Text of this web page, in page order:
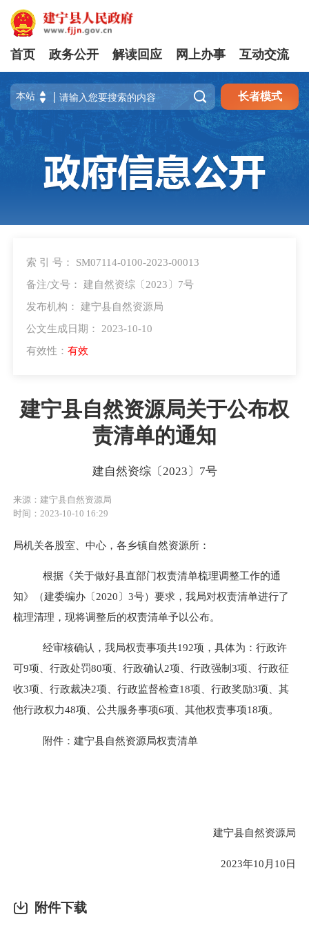
首页 政务公开 解读回应 网上办事 互动交流
 长者模式
索 引 号： SM07114-0100-2023-00013
备注/文号： 建自然资综〔2023〕7号
发布机构： 建宁县自然资源局
公文生成日期： 2023-10-10
有效性： 有效
建宁县自然资源局关于公布权
责清单的通知
建自然资综〔2023〕7号
来源：建宁县自然资源局
时间：2023-10-10 16:29
局机关各股室、中心，各乡镇自然资源所：
根据《关于做好县直部门权责清单梳理调整工作的通
知》（建委编办〔2020〕3号）要求，我局对权责清单进行了
梳理清理，现将调整后的权责清单予以公布。
经审核确认，我局权责事项共192项，具体为：行政许
可9项、行政处罚80项、行政确认2项、行政强制3项、行政征
收3项、行政裁决2项、行政监督检查18项、行政奖励3项、其
他行政权力48项、公共服务事项6项、其他权责事项18项。
附件：建宁县自然资源局权责清单
建宁县自然资源局
2023年10 月 10日
附件下载